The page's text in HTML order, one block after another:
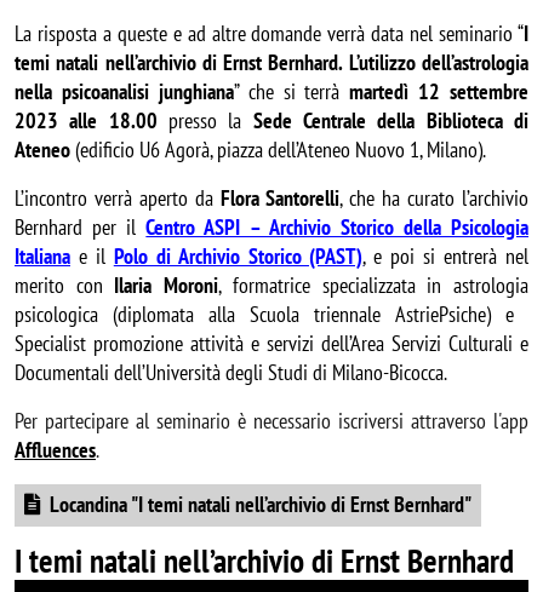
La risposta a queste e ad altre domande verrà data nel seminario “I
temi natali nell’archivio di Ernst Bernhard. L’utilizzo dell’astrologia
nella psicoanalisi junghiana” che si terràmartedì 12 settembre
2023 alle 18.00 presso la Sede Centrale della Biblioteca di
Ateneo(edificio U6 Agorà, piazza dell’Ateneo Nuovo 1, Milano).
L’incontro verrà aperto da Flora Santorelli, che ha curato l’archivio
Bernhard per ilCentro ASPI – Archivio Storico della Psicologia
Italiana e il Polo di Archivio Storico (PAST), e poi si entrerà nel
merito con Ilaria Moroni, formatrice specializzata in astrologia
psicologica (diplomata alla Scuola triennale AstriePsiche) e
Specialist promozione attività e servizi dell’Area Servizi Culturali e
Documentali dell’Università degli Studi di Milano-Bicocca.
Per partecipare al seminario è necessario iscriversi attraverso l'app
Affluences.
Document
Locandina "I temi natali nell’archivio di Ernst Bernhard"
I temi natali nell’archivio di Ernst Bernhard